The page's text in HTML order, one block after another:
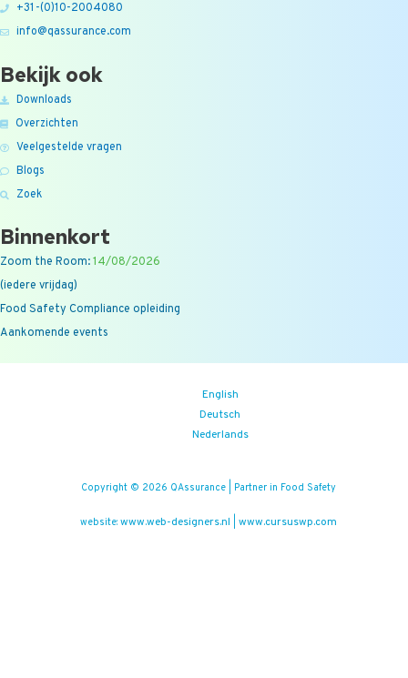
+31-(0)10-2004080
info@qassurance.com
Bekijk ook
Downloads
Overzichten
Veelgestelde vragen
Blogs
Zoek
Binnenkort
Zoom the Room:14/08/2026
(iedere vrijdag)
Food Safety Compliance opleiding
Aankomende events
English
Deutsch
Nederlands
Copyright © 2026 QAssurance | Partner in Food Safety
website: www.web-designers.nl www.cursuswp.com